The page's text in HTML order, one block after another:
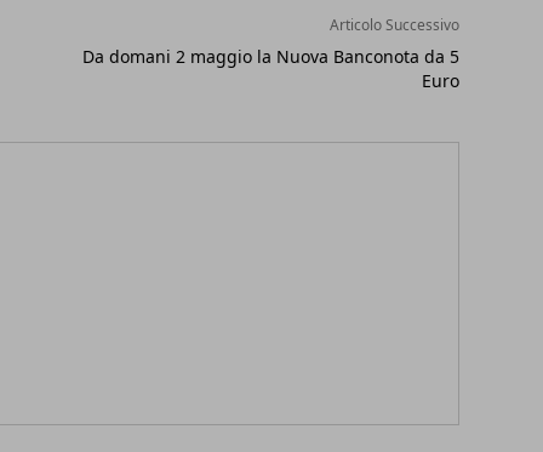
Articolo Successivo
Da domani 2 maggio la Nuova Banconota da 5
Euro